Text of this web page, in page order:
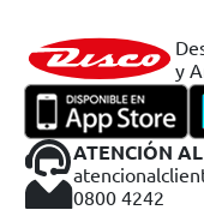
y
ATENCIÓN
0800 4242